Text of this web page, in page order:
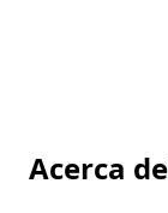
Acerca